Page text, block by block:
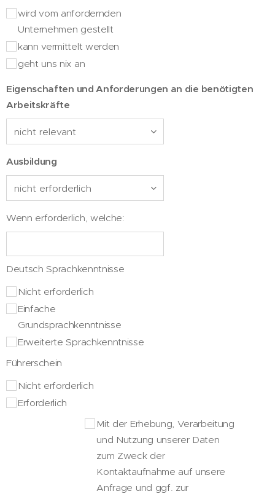
wird vom anfordernden
Unternehmen gestellt
kann vermittelt werden
geht uns nix an
Eigenschaften und Anforderungen an die benötigten
Arbeitskräfte
Ausbildung
Wenn erforderlich, welche:
Deutsch Sprachkenntnisse
Nicht erforderlich
Einfache
Grundsprachkenntnisse
Erweiterte Sprachkenntnisse
Führerschein
Nicht erforderlich
Erforderlich
Mit der Erhebung, Verarbeitung
und Nutzung unserer Daten
zum Zweck der
Kontaktaufnahme auf unsere
Anfrage und ggf. zur